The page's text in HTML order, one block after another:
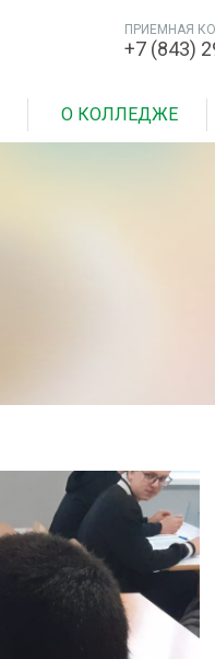
ПРИЕМНАЯ
+7 (843)
О КОЛЛЕДЖЕ